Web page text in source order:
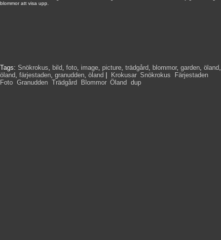
blommor att visa upp.
Tags: Snökrokus, bild, foto, image, picture, trädgård, blommor, garden, öland,
öland, färjestaden, granudden, öland Krokusar, Snökrokus Färjestaden
Foto Granudden Trädgård Blommor, Öland dup